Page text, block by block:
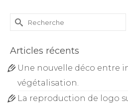
Rechercher :
Articles récents
Une nouvelle déco entre
végétalisation.
La reproduction de logo